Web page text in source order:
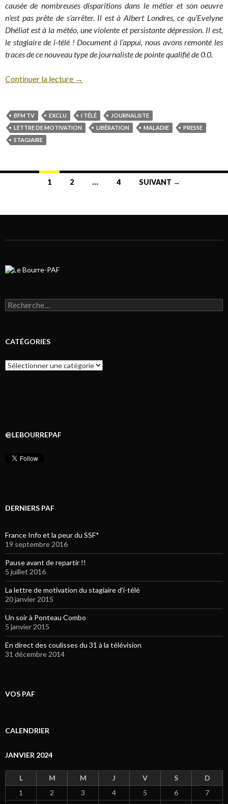
causée de nombreuses disparitions dans le métier et son oeuvre
n’est pas prête de s’arrêter. Il est à Albert Londres, ce qu’Evelyne
Dhéliat est à la météo, une violente et persistante dépression. Il est,
le stagiaire de i-télé ! Document à l’appui, nous avons remonté les
traces de ce nouveau type de journaliste de pointe qualifié de 0.0.
Continuer la lecture →
BFM TV EXCLU I TÉLÉ
JOURNALISTE
LETTRE DE MOTIVATION
LIBÉRATION MALADIE
PRESSE
STAGIAIRE
1 2 … 4 SUIVANT →
Rechercher :
CATÉGORIES
Catégories
@LEBOURREPAF
DERNIERS PAF
France Info et la peur du SSF*
19 septembre 2016
Pause avant de repartir !!
5 juillet 2016
La lettre de motivation du stagiaire d’i-télé
20 janvier 2015
Un soir à Ponteau Combo
5 janvier 2015
En direct des coulisses du 31 à la télévision
31 décembre 2014
VOS PAF
CALENDRIER
JANVIER 2024
L M M J V S
D
1
2 3 4 5 6
7